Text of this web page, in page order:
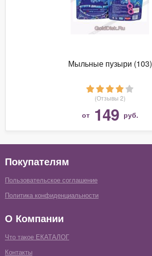
Мыльные пузыри (103)
(Отзывы 2)
от 149 руб.
Покупателям
Пользовательское соглашение
Политика конфиденциальности
О Компании
Что такое ЕКАТАЛОГ
Контакты